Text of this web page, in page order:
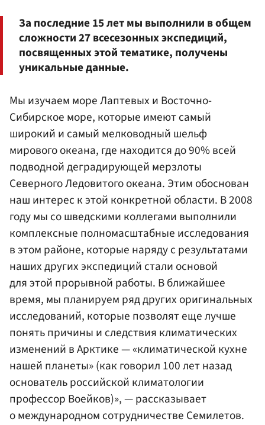
За последние 15 лет мы выполнили в общем
сложности 27 всесезонных экспедиций,
посвященных этой тематике, получены
уникальные данные.
Мы изучаем море Лаптевых и Восточно-
Сибирское море, которые имеют самый
широкий и самый мелководный шельф
мирового океана, где находится до 90% всей
подводной деградирующей мерзлоты
Северного Ледовитого океана. Этим обоснован
наш интерес к этой конкретной области. В 2008
году мы со шведскими коллегами выполнили
комплексные полномасштабные исследования
в этом районе, которые наряду с результатами
наших других экспедиций стали основой
для этой прорывной работы. В ближайшее
время, мы планируем ряд других оригинальных
исследований, которые позволят еще лучше
понять причины и следствия климатических
изменений в Арктике — «климатической кухне
нашей планеты» (как говорил 100 лет назад
основатель российской климатологии
профессор Воейков)», — рассказывает
о международном сотрудничестве Семилетов.